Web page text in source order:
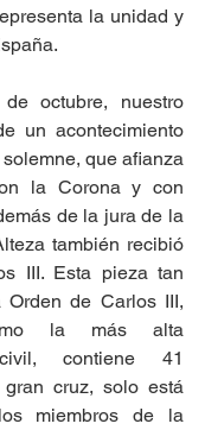
la unidad y
octubre, nuestro
un acontecimiento
que afianza
la Corona y con
de la jura de la
también recibió
III. Esta pieza tan
de Carlos III,
la más alta
contiene 41
cruz, solo está
miembros de la